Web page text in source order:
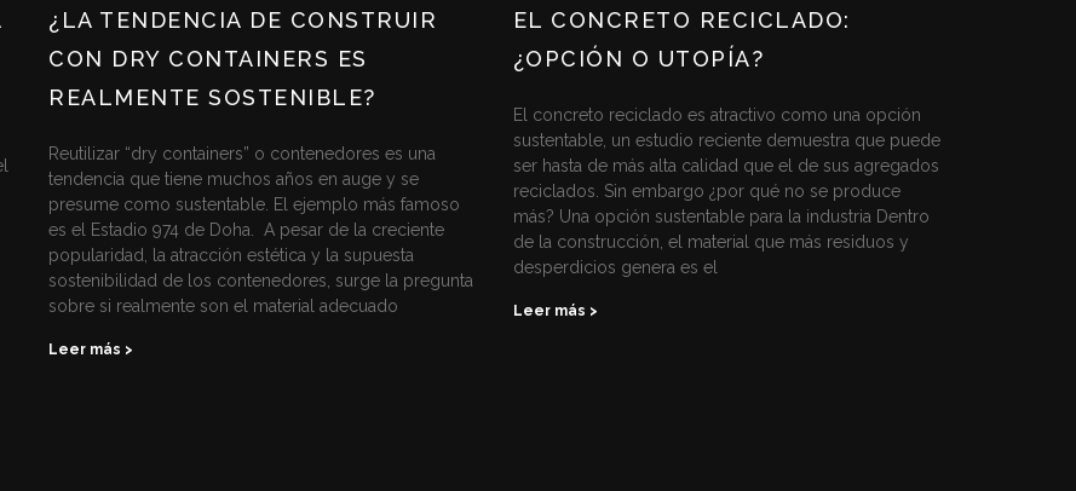
¿LA TENDENCIA DE CONSTRUIR
CON DRY CONTAINERS ES
REALMENTE SOSTENIBLE?
Reutilizar “dry containers” o contenedores es una
tendencia que tiene muchos años en auge y se
presume como sustentable. El ejemplo más famoso
es el Estadio 974 de Doha. A pesar de la creciente
popularidad, la atracción estética y la supuesta
sostenibilidad de los contenedores, surge la pregunta
sobre si realmente son el material adecuado
Leer más >
EL CONCRETO RECICLADO:
¿OPCIÓN O UTOPÍA?
El concreto reciclado es atractivo como una opción
sustentable, un estudio reciente demuestra que puede
ser hasta de más alta calidad que el de sus agregados
reciclados. Sin embargo ¿por qué no se produce
más? Una opción sustentable para la industria Dentro
de la construcción, el material que más residuos y
desperdicios genera es el
Leer más >